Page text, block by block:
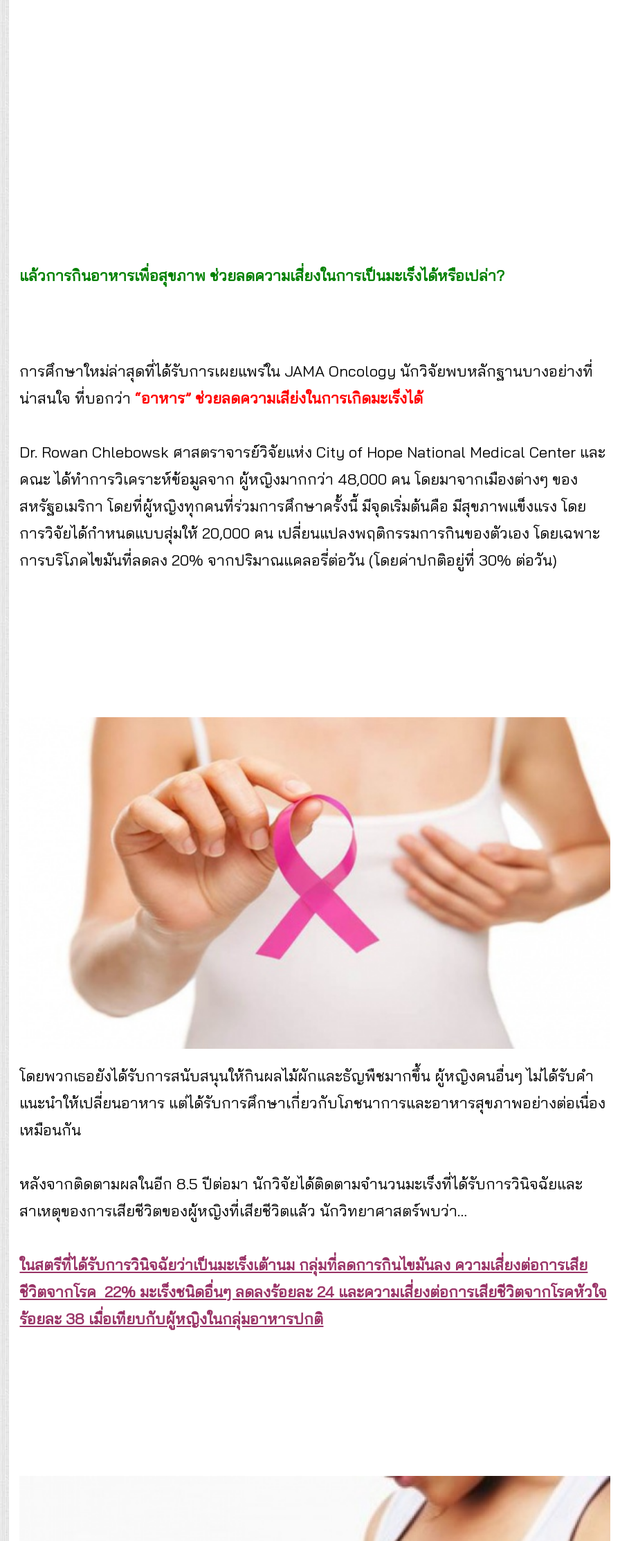
แล้วการกินอาหารเพื่อสุขภาพ ช่วยลดความเสี่ยงในการเป็นมะเร็งได้หรือเปล่า?
การศึกษาใหม่ล่าสุดที่ได้รับการเผยแพร่ใน JAMA Oncology นักวิจัยพบหลักฐานบางอย่างที่
น่าสนใจ ที่บอกว่า “อาหาร” ช่วยลดความเสีย่งในการเกิดมะเร็งได้
Dr. Rowan Chlebowsk ศาสตราจารย์วิจัยแห่ง City of Hope National Medical Center และ
คณะ ได้ทำการวิเคราะห์ข้อมูลจาก ผู้หญิงมากกว่า 48,000 คน โดยมาจากเมืองต่างๆ ของ
สหรัฐอเมริกา โดยที่ผู้หญิงทุกคนที่ร่วมการศึกษาครั้งนี้ มีจุดเริ่มต้นคือ มีสุขภาพแข็งแรง โดย
การวิจัยได้กำหนดแบบสุ่มให้ 20,000 คน เปลี่ยนแปลงพฤติกรรมการกินของตัวเอง โดยเฉพาะ
การบริโภคไขมันที่ลดลง 20% จากปริมาณแคลอรี่ต่อวัน (โดยค่าปกติอยู่ที่ 30% ต่อวัน)
โดยพวกเธอยังได้รับการสนับสนุนให้กินผลไม้ผักและธัญพืชมากขึ้น ผู้หญิงคนอื่นๆ ไม่ได้รับคำ
แนะนำให้เปลี่ยนอาหาร แต่ได้รับการศึกษาเกี่ยวกับโภชนาการและอาหารสุขภาพอย่างต่อเนื่อง
เหมือนกัน
หลังจากติดตามผลในอีก 8.5 ปีต่อมา นักวิจัยได้ติดตามจำนวนมะเร็งที่ได้รับการวินิจฉัยและ
สาเหตุของการเสียชีวิตของผู้หญิงที่เสียชีวิตแล้ว นักวิทยาศาสตร์พบว่า…
ในสตรีที่ได้รับการวินิจฉัยว่าเป็นมะเร็งเต้านม กลุ่มที่ลดการกินไขมันลง ความเสี่ยงต่อการเสีย
ชีวิตจากโรค 22% มะเร็งชนิดอื่นๆ ลดลงร้อยละ 24 และความเสี่ยงต่อการเสียชีวิตจากโรคหัวใจ
ร้อยละ 38 เมื่อเทียบกับผู้หญิงในกลุ่มอาหารปกติ